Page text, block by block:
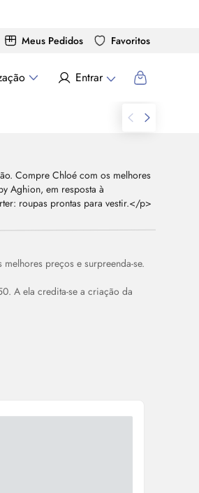
Meus Pedidos Favoritos
Entrar
preços e surpreenda-se.
A ela credita-se a criação da